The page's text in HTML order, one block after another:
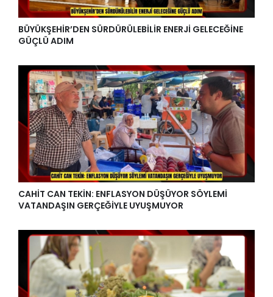
BÜYÜKŞEHİR’DEN SÜRDÜRÜLEBİLİR ENERJİ GELECEĞİNE
GÜÇLÜ ADIM
CAHİT CAN TEKİN: ENFLASYON DÜŞÜYOR SÖYLEMİ
VATANDAŞIN GERÇEĞİYLE UYUŞMUYOR